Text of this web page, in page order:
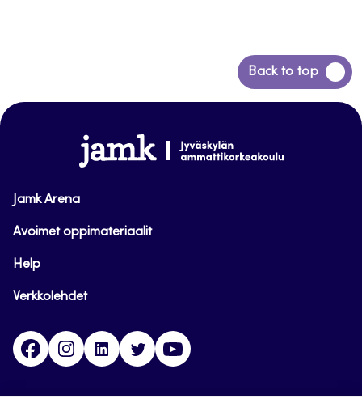
Back to top
Siirry
takaisin
www.jamk.fi
Jamk Arena
Avoimet oppimateriaalit
Help
Verkkolehdet
FacebookInstagramLinkedinTwitter